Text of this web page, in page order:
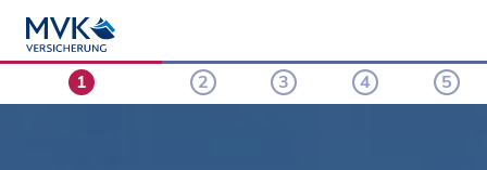
1 2 3 4 5